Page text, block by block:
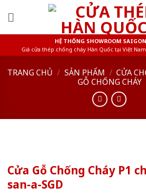
HỆ THỐNG SHOWROOM
Giá cửa thép chống cháy Hàn Quốc tại Việt
TRANG CHỦ / SẢN PHẨM / CỬA
GỖ CHỐNG CHÁY
Cửa Gỗ Chống Cháy P1
san-a-SGD